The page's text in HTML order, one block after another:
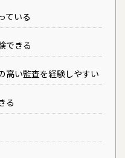
ている
できる
高い監査を経験しやすい
る